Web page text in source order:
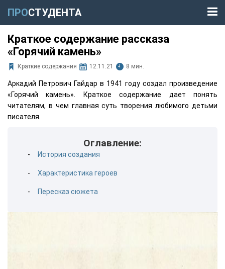
ПРОСТУДЕНТА
Краткое содержание рассказа
«Горячий камень»
Краткие содержания 12.11.21 8 мин.
Аркадий Петрович Гайдар в 1941 году создал произведение
«Горячий камень». Краткое содержание дает понять
читателям, в чем главная суть творения любимого детьми
писателя.
Оглавление:
История создания
Характеристика героев
Пересказ сюжета